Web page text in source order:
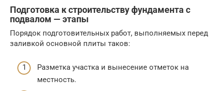
Подготовка к строительству фундамента с
подвалом — этапы
Порядок подготовительных работ, выполняемых перед
заливкой основной плиты таков:
Разметка участка и вынесение отметок на
местность.